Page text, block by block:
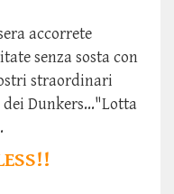
accorrete
senza sosta con
straordinari
Dunkers..."Lotta